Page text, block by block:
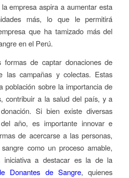
empresa aspira a aumentar esta
más, lo que le permitirá
que ha tamizado más del
en el Perú.
formas de captar donaciones de
las campañas y colectas. Estas
población sobre la importancia de
contribuir a la salud del país, y a
Si bien existe diversas
año, es importante innovar e
de acercarse a las personas,
como un proceso amable,
iniciativa a destacar es la de la
Donantes de Sangre, quienes